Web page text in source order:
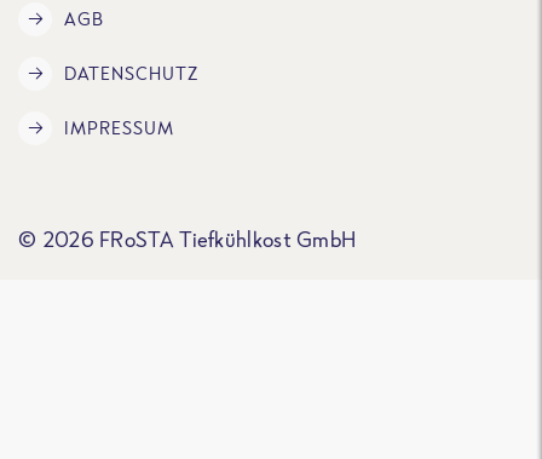
AGB
DATENSCHUTZ
IMPRESSUM
© 2026 FRoSTA Tiefkühlkost GmbH